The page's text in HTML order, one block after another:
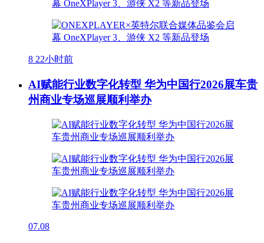
8 22小时前
AI赋能行业数字化转型 华为中国行2026展车贵
州商业专场巡展顺利举办
07.08